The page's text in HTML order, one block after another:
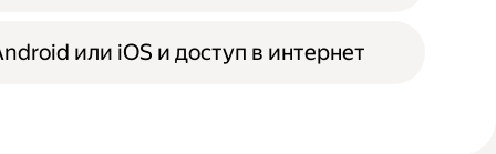
или iOS и доступ в интернет